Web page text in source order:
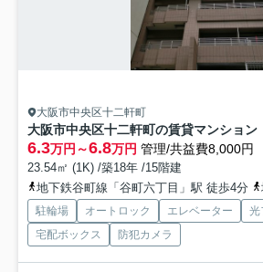
大阪市中央区十二軒町
大阪市中央区十二軒町の賃貸マンション
6.3万円～6.8万円 管理/共益費8,000円
23.54㎡ (1K) /築18年 /15階建
地下鉄谷町線「谷町六丁目」駅 徒歩4分
駐輪場 オートロック エレベーター
光
宅配ボックス
防犯カメラ